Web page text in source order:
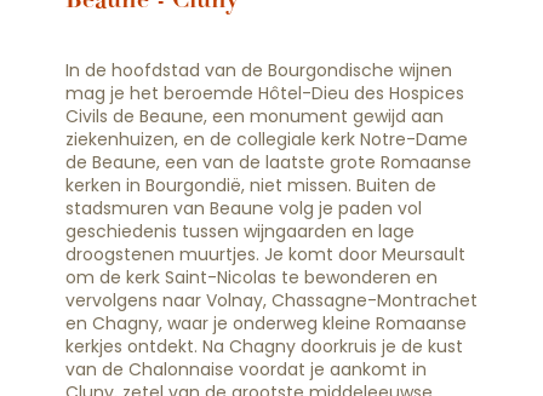
In de hoofdstad van de Bourgondische wijnen
mag je het beroemde Hôtel-Dieu des Hospices
Civils de Beaune, een monument gewijd aan
ziekenhuizen, en de collegiale kerk Notre-Dame
de Beaune, een van de laatste grote Romaanse
kerken in Bourgondië, niet missen. Buiten de
stadsmuren van Beaune volg je paden vol
geschiedenis tussen wijngaarden en lage
droogstenen muurtjes. Je komt door Meursault
om de kerk Saint-Nicolas te bewonderen en
vervolgens naar Volnay, Chassagne-Montrachet
en Chagny, waar je onderweg kleine Romaanse
kerkjes ontdekt. Na Chagny doorkruis je de kust
van de Chalonnaise voordat je aankomt in